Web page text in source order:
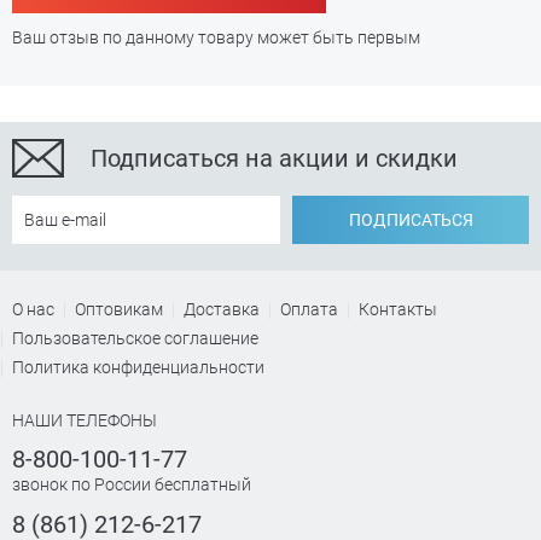
Ваш отзыв по данному товару может быть первым
Подписаться на акции и скидки
ПОДПИСАТЬСЯ
О нас Оптовикам Доставка Оплата
Контакты
Пользовательское соглашение
Политика конфиденциальности
НАШИ ТЕЛЕФОНЫ
8-800-100-11-77
звонок по России бесплатный
8 (861) 212-6-217